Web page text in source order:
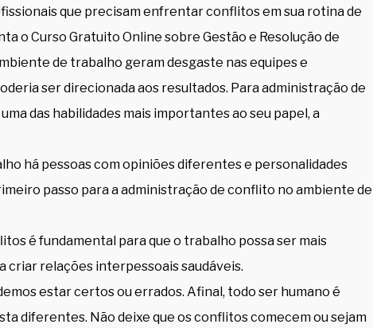
que precisam enfrentar conflitos em sua rotina de
o Curso Gratuito Online sobre Gestão e Resolução de
de trabalho geram desgaste nas equipes e
ser direcionada aos resultados. Para administração de
das habilidades mais importantes ao seu papel, a
há pessoas com opiniões diferentes e personalidades
passo para a administração de conflito no ambiente de
é fundamental para que o trabalho possa ser mais
criar relações interpessoais saudáveis.
estar certos ou errados. Afinal, todo ser humano é
diferentes. Não deixe que os conflitos comecem ou sejam